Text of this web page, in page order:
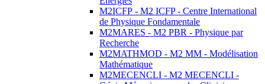
M2ICFP - M2 ICFP - Centre International
de Physique Fondamentale
M2MARES - M2 PBR - Physique par
Recherche
M2MATHMOD - M2 MM - Modélisation
Mathématique
M2MECENCLI - M2 MECENCLI -